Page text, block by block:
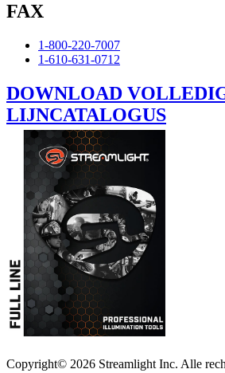
FAX
1-800-220-7007
1-610-631-0712
DOWNLOAD
LIJNCATALOGUS
Copyright© 2026 Streamlight Inc. Alle